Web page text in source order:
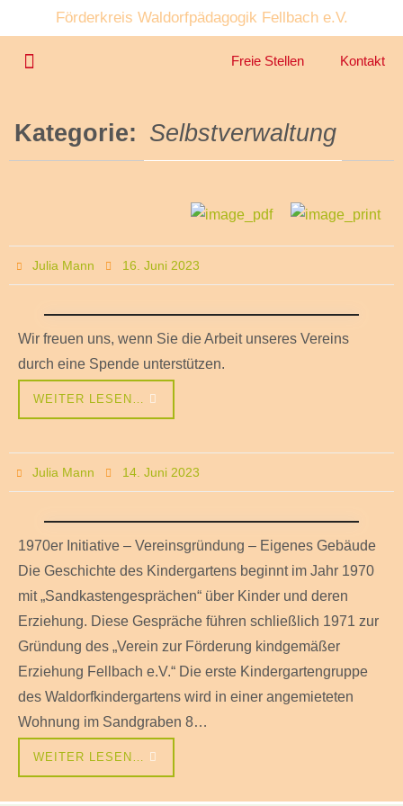
Förderkreis Waldorfpädagogik Fellbach e.V.
Freie Stellen Kontakt
Kategorie: Selbstverwaltung
Julia Mann 16. Juni 2023
Wir freuen uns, wenn Sie die Arbeit unseres Vereins
durch eine Spende unterstützen.
WEITER LESEN…
Julia Mann 14. Juni 2023
1970er Initiative – Vereinsgründung – Eigenes Gebäude
Die Geschichte des Kindergartens beginnt im Jahr 1970
mit „Sandkastengesprächen“ über Kinder und deren
Erziehung. Diese Gespräche führen schließlich 1971 zur
Gründung des „Verein zur Förderung kindgemäßer
Erziehung Fellbach e.V.“ Die erste Kindergartengruppe
des Waldorfkindergartens wird in einer angemieteten
Wohnung im Sandgraben 8…
WEITER LESEN…